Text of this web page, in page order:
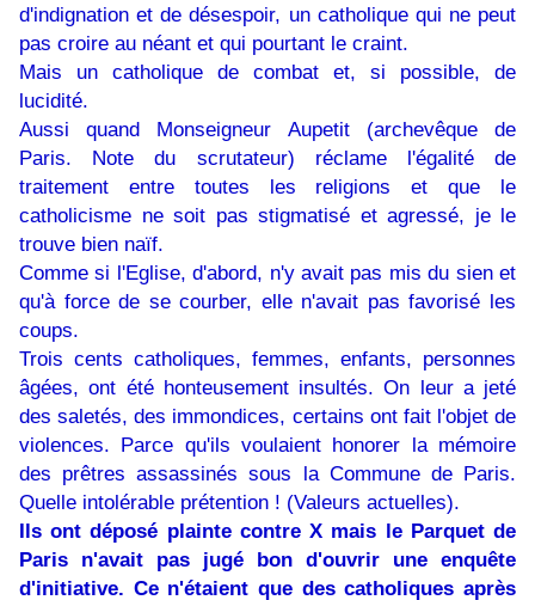
d'indignation et de désespoir, un catholique qui ne peut
pas croire au néant et qui pourtant le craint.
Mais un catholique de combat et, si possible, de
lucidité.
Aussi quand Monseigneur Aupetit (archevêque de
Paris. Note du scrutateur) réclame l'égalité de
traitement entre toutes les religions et que le
catholicisme ne soit pas stigmatisé et agressé, je le
trouve bien naïf.
Comme si l'Eglise, d'abord, n'y avait pas mis du sien et
qu'à force de se courber, elle n'avait pas favorisé les
coups.
Trois cents catholiques, femmes, enfants, personnes
âgées, ont été honteusement insultés. On leur a jeté
des saletés, des immondices, certains ont fait l'objet de
violences. Parce qu'ils voulaient honorer la mémoire
des prêtres assassinés sous la Commune de Paris.
Quelle intolérable prétention ! (Valeurs actuelles).
Ils ont déposé plainte contre X mais le Parquet de
Paris n'avait pas jugé bon d'ouvrir une enquête
d'initiative. Ce n'étaient que des catholiques après